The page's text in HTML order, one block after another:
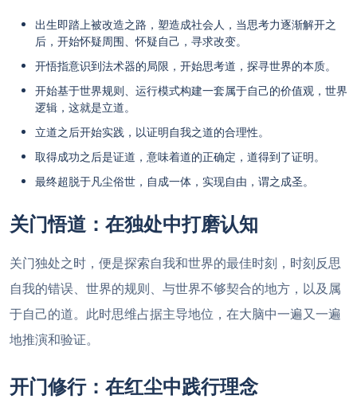
出生即踏上被改造之路，塑造成社会人，当思考力逐渐解开之
后，开始怀疑周围、怀疑自己，寻求改变。
开悟指意识到法术器的局限，开始思考道，探寻世界的本质。
开始基于世界规则、运行模式构建一套属于自己的价值观，世界
逻辑，这就是立道。
立道之后开始实践，以证明自我之道的合理性。
取得成功之后是证道，意味着道的正确定，道得到了证明。
最终超脱于凡尘俗世，自成一体，实现自由，谓之成圣。
关门悟道：在独处中打磨认知
关门独处之时，便是探索自我和世界的最佳时刻，时刻反思
自我的错误、世界的规则、与世界不够契合的地方，以及属
于自己的道。此时思维占据主导地位，在大脑中一遍又一遍
地推演和验证。
开门修行：在红尘中践行理念